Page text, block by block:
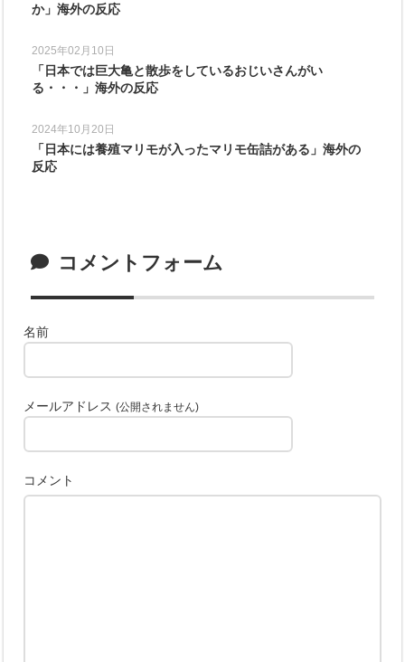
か」海外の反応
2025年02月10日
「日本では巨大亀と散歩をしているおじいさんがい
る・・・」海外の反応
2024年10月20日
「日本には養殖マリモが入ったマリモ缶詰がある」海外の
反応
コメントフォーム
名前
メールアドレス(公開されません)
コメント